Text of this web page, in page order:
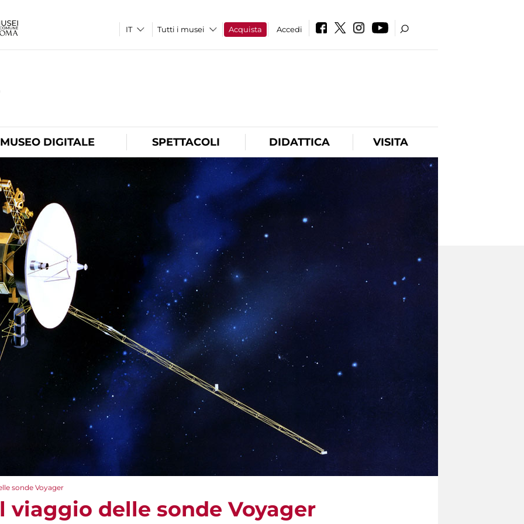
Tutti i musei Acquista Accedi
MUSEO DIGITALE SPETTACOLI DIDATTICA VISITA
sonde Voyager
viaggio delle sonde Voyager